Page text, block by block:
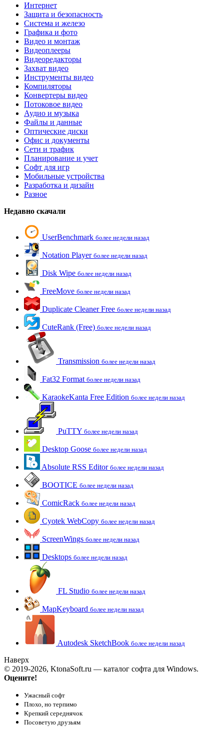
Интернет
Защита и безопасность
Система и железо
Графика и фото
Видео и монтаж
Видеоплееры
Видеоредакторы
Захват видео
Инструменты видео
Компиляторы
Конвертеры видео
Потоковое видео
Аудио и музыка
Файлы и данные
Оптические диски
Офис и документы
Сети и трафик
Планирование и учет
Софт для игр
Мобильные устройства
Разработка и дизайн
Разное
Недавно скачали
UserBenchmark более недели назад
Notation Player более недели назад
Disk Wipe более недели назад
FreeMove более недели назад
Duplicate Cleaner Free более недели назад
CuteRank (Free) более недели назад
Transmission более недели назад
Fat32 Format более недели назад
KaraokeKanta Free Edition более недели назад
PuTTY более недели назад
Desktop Goose более недели назад
Absolute RSS Editor более недели назад
BOOTICE более недели назад
ComicRack более недели назад
Cyotek WebCopy более недели назад
ScreenWings более недели назад
Desktops более недели назад
FL Studio более недели назад
MapKeyboard более недели назад
Autodesk SketchBook более недели назад
Наверх
© 2019-2026, KtonaSoft.ru — каталог софта для Windows.
Оцените!
Ужасный софт
Плохо, но терпимо
Крепкий середнячок
Посоветую друзьям